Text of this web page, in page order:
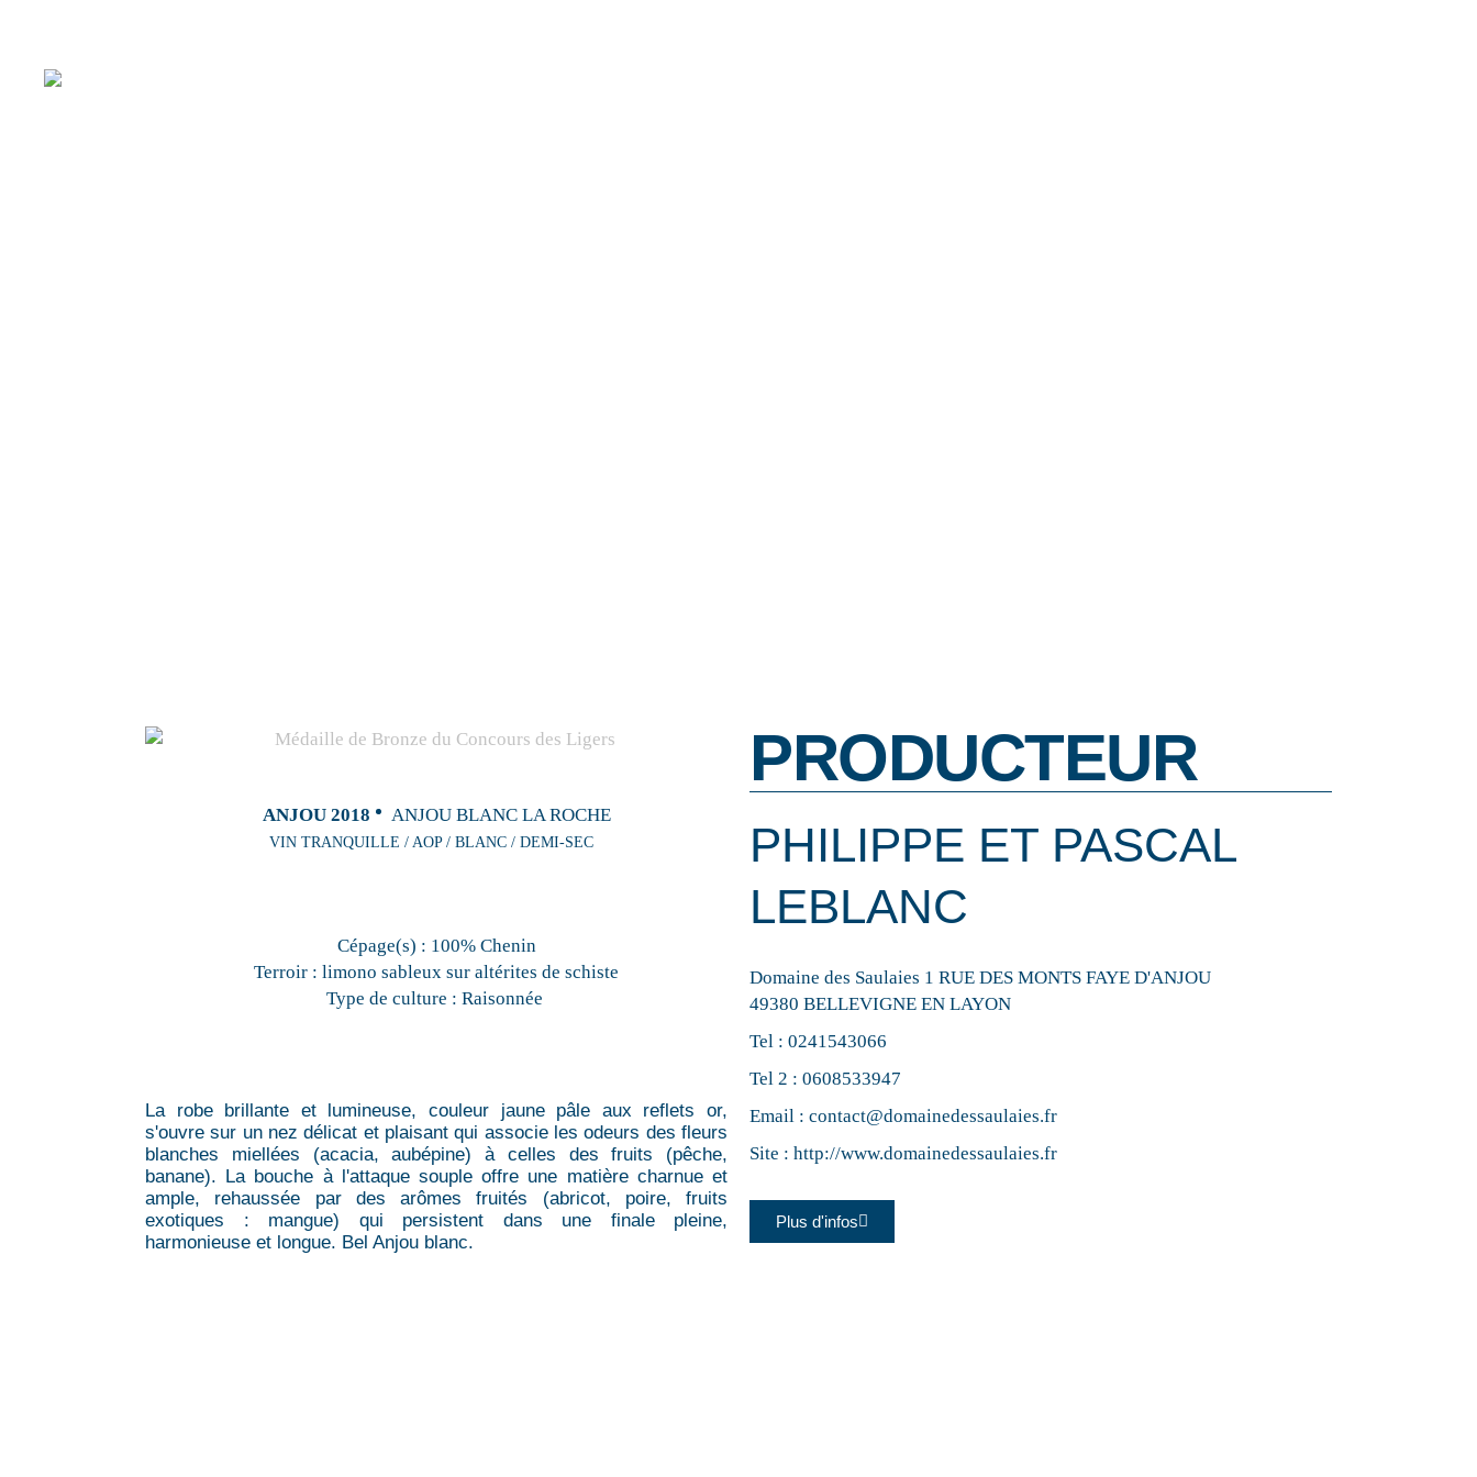
ANJOU 2018 ANJOU BLANC LA ROCHE
VIN TRANQUILLE / AOP / BLANC / DEMI-SEC
Cépage(s) : 100% Chenin
Terroir : limono sableux sur altérites de schiste
Type de culture : Raisonnée
La robe brillante et lumineuse, couleur jaune pâle aux reflets or,
s'ouvre sur un nez délicat et plaisant qui associe les odeurs des fleurs
blanches miellées (acacia, aubépine) à celles des fruits (pêche,
banane). La bouche à l'attaque souple offre une matière charnue et
ample, rehaussée par des arômes fruités (abricot, poire, fruits
exotiques : mangue) qui persistent dans une finale pleine,
harmonieuse et longue. Bel Anjou blanc.
PRODUCTEUR
PHILIPPE ET PASCAL
LEBLANC
Domaine des Saulaies 1 RUE DES MONTS FAYE D'ANJOU
49380 BELLEVIGNE EN LAYON
Tel : 0241543066
Tel 2 : 0608533947
Email : contact@domainedessaulaies.fr
Site : http://www.domainedessaulaies.fr
Plus d'infos